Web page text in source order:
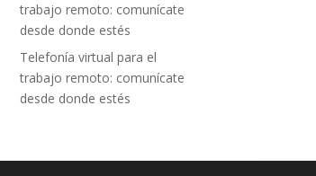
trabajo remoto: comunícate
desde donde estés
Telefonía virtual para el
trabajo remoto: comunícate
desde donde estés